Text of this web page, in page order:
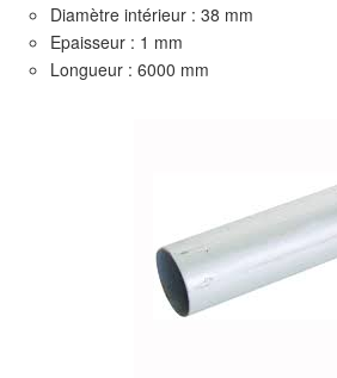
Diamètre intérieur : 38 mm
Epaisseur : 1 mm
Longueur : 6000 mm